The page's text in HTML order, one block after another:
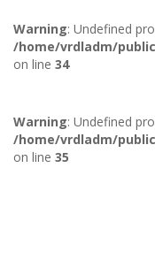
Warning: Undefined
/home/vrdladm/
on line 34
Warning: Undefined
/home/vrdladm/
on line 35